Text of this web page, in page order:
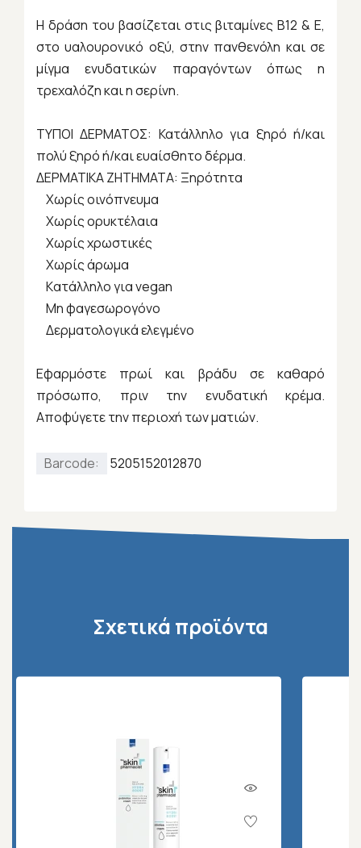
Η δράση τoυ βασίζεται στις βιταμίνες Β12 & Ε,
στο υαλουρονικό οξύ, στην πανθενόλη και σε
μίγμα ενυδατικών παραγόντων όπως η
τρεχαλόζη και η σερίνη.
ΤΥΠΟΙ ΔΕΡΜΑΤΟΣ: Κατάλληλο για ξηρό ή/και
πολύ ξηρό ή/και ευαίσθητο δέρμα.
ΔΕΡΜΑΤΙΚΑ ΖΗΤΗΜΑΤΑ: Ξηρότητα
Xωρίς οινόπνευμα
Xωρίς ορυκτέλαια
Χωρίς χρωστικές
Χωρίς άρωμα
Kατάλληλο για vegan
Μη φαγεσωρογόνο
Δερματολογικά ελεγμένο
Εφαρμόστε πρωί και βράδυ σε καθαρό
πρόσωπο, πριν την ενυδατική κρέμα.
Αποφύγετε την περιοχή των ματιών.
Barcode: 5205152012870
Σχετικά προϊόντα